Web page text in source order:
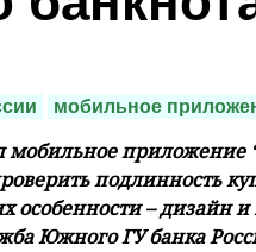
мобильное
мобильное приложение
подлинность
особенности – дизайн
Южного ГУ банка